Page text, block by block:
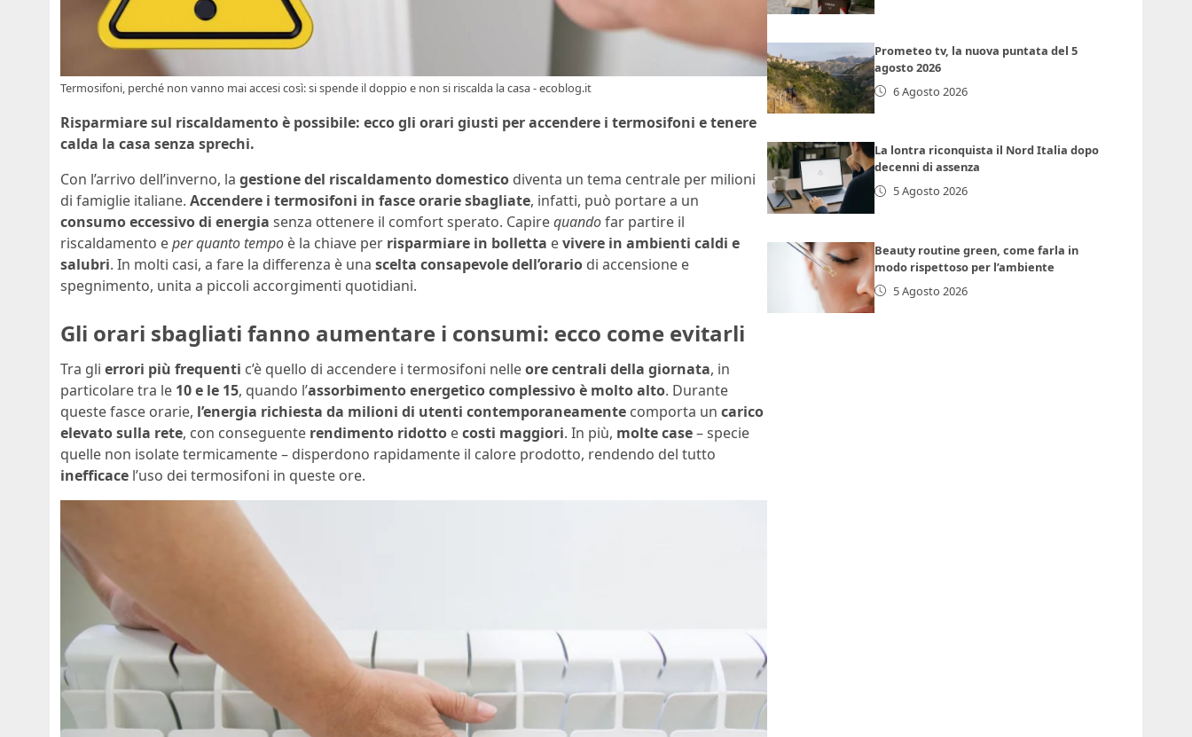
Termosifoni, perché non vanno mai accesi così: si spende il doppio e non si riscalda la casa - ecoblog.it
Risparmiare sul riscaldamento è possibile: ecco gli orari giusti per accendere i termosifoni e tenere
calda la casa senza sprechi.
Con l’arrivo dell’inverno, la gestione del riscaldamento domestico diventa un tema centrale per milioni
di famiglie italiane. Accendere i termosifoni in fasce orarie sbagliate, infatti, può portare a un
consumo eccessivo di energia senza ottenere il comfort sperato. Capirequandofar partire il
riscaldamento eper quanto tempo è la chiave per risparmiare in bolletta evivere in ambienti caldi e
salubri. In molti casi, a fare la differenza è una scelta consapevole dell’orario di accensione e
spegnimento, unita a piccoli accorgimenti quotidiani.
Gli orari sbagliati fanno aumentare i consumi: ecco come evitarli
Tra gli errori più frequenti c’è quello di accendere i termosifoni nelleore centrali della giornata, in
particolare tra le 10 e le 15, quando l’assorbimento energetico complessivo è molto alto. Durante
queste fasce orarie, l’energia richiesta da milioni di utenti contemporaneamente comporta un carico
elevato sulla rete, con conseguente rendimento ridotto ecosti maggiori. In più, molte case– specie
quelle non isolate termicamente – disperdono rapidamente il calore prodotto, rendendo del tutto
inefficace l’uso dei termosifoni in queste ore.
Prometeo tv, la nuova puntata del 5
agosto 2026
6 Agosto 2026
La lontra riconquista il Nord Italia dopo
decenni di assenza
5 Agosto 2026
Beauty routine green, come farla in
modo rispettoso per l’ambiente
5 Agosto 2026